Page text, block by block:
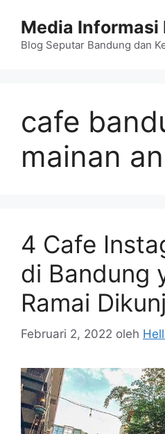
Media Informasi
Blog Seputar Bandung dan
cafe
mainan
4 Cafe
di Bandung
Ramai
Februari 2, 2022 oleh